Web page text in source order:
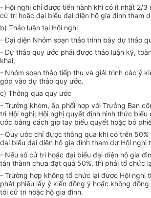
- Hội nghị chỉ được tiến hành khi có ít nhất 2/3
cử tri hoặc đại biểu đại diện hộ gia đình tham
b) Thảo luận tại Hội nghị
- Đại diện Nhóm soạn thảo trình bày dự thảo
- Dự thảo quy ước phải được thảo luận kỹ,
khai;
- Nhóm soạn thảo tiếp thu và giải trình các ý
góp vào dự thảo quy ước.
c) Thông qua quy ước
- Trưởng khóm, ấp phối hợp với Trưởng Ban
trì Hội nghị; Hội nghị quyết định hình thức
ước bằng cách giơ tay biểu quyết hoặc bỏ
- Quy ước chỉ được thông qua khi có trên
đại biểu đại diện hộ gia đình tham dự Hội nghị
- Nếu số cử tri hoặc đại biểu đại diện hộ gia
tán thành chưa đạt quá 50%, thì phải tổ chức
- Trường hợp không tổ chức lại được Hội nghị
phát phiếu lấy ý kiến đồng ý hoặc không
tới cử tri hoặc hộ gia đình.